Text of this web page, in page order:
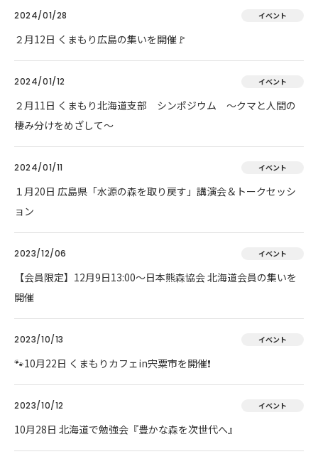
2024/01/28 イベント
２月12日 くまもり広島の集いを開催🚩
2024/01/12 イベント
２月11日 くまもり北海道支部 シンポジウム ～クマと人間の
棲み分けをめざして～
2024/01/11 イベント
１月20日 広島県「水源の森を取り戻す」講演会＆トークセッシ
ョン
2023/12/06 イベント
【会員限定】12月9日13:00～日本熊森協会 北海道会員の集いを
開催
2023/10/13 イベント
🐾10月22日 くまもりカフェin宍粟市を開催❗
2023/10/12 イベント
10月28日 北海道で勉強会『豊かな森を次世代へ』